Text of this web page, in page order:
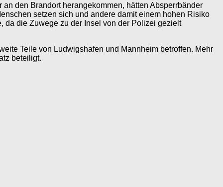
den Brandort herangekommen, hätten Absperrbänder
setzen sich und andere damit einem hohen Risiko
da die Zuwege zu der Insel von der Polizei gezielt
Teile von Ludwigshafen und Mannheim betroffen. Mehr
beteiligt.